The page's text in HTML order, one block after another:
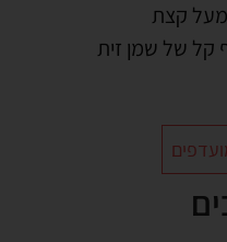
קצת
קל של שמן זית